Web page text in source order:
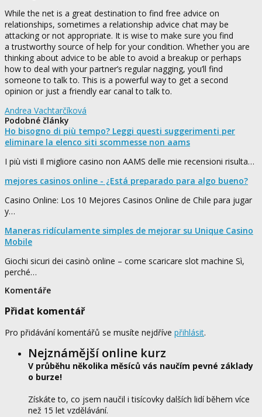
While the net is a great destination to find free advice on
relationships, sometimes a relationship advice chat may be
attacking or not appropriate. It is wise to make sure you find
a trustworthy source of help for your condition. Whether you are
thinking about advice to be able to avoid a breakup or perhaps
how to deal with your partner’s regular nagging, you’ll find
someone to talk to. This is a powerful way to get a second
opinion or just a friendly ear canal to talk to.
Andrea Vachtarčíková
Podobné články
Ho bisogno di più tempo? Leggi questi suggerimenti per
eliminare la elenco siti scommesse non aams
I più visti Il migliore casino non AAMS delle mie recensioni risulta…
mejores casinos online - ¿Está preparado para algo bueno?
Casino Online: Los 10 Mejores Casinos Online de Chile para jugar
y…
Maneras ridículamente simples de mejorar su Unique Casino
Mobile
Giochi sicuri dei casinò online – come scaricare slot machine Sì,
perché…
Komentáře
Přidat komentář
Pro přidávání komentářů se musíte nejdříve přihlásit.
Nejznámější online kurz
V průběhu několika měsíců vás naučím pevné základy
o burze!
Získáte to, co jsem naučil i tisícovky dalších lidí během více
než 15 let vzdělávání.